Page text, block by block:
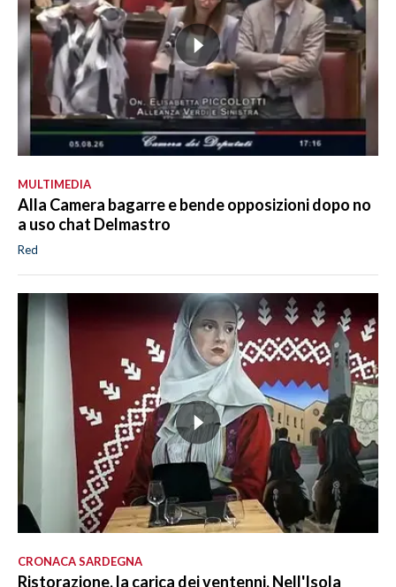
MULTIMEDIA
Alla Camera bagarre e bende opposizioni dopo no
a uso chat Delmastro
Red
CRONACA SARDEGNA
Ristorazione, la carica dei ventenni. Nell'Isola